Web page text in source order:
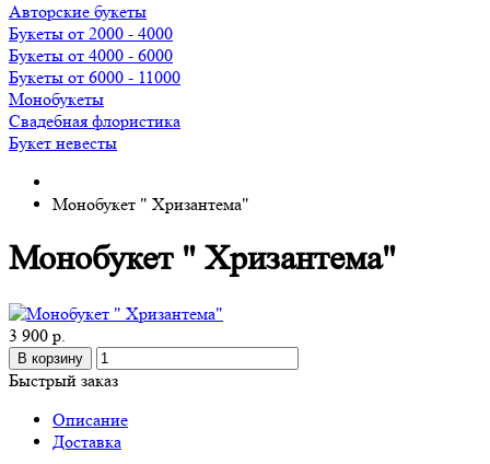
Авторские букеты
Букеты от 2000 - 4000
Букеты от 4000 - 6000
Букеты от 6000 - 11000
Монобукеты
Свадебная флористика
Букет невесты
Монобукет " Хризантема"
Монобукет " Хризантема"
3 900 р.
В корзину
Быстрый заказ
Описание
Доставка